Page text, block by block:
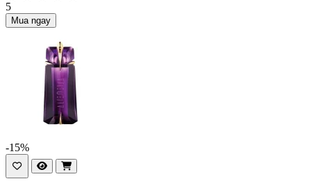
5
Mua ngay
-15%